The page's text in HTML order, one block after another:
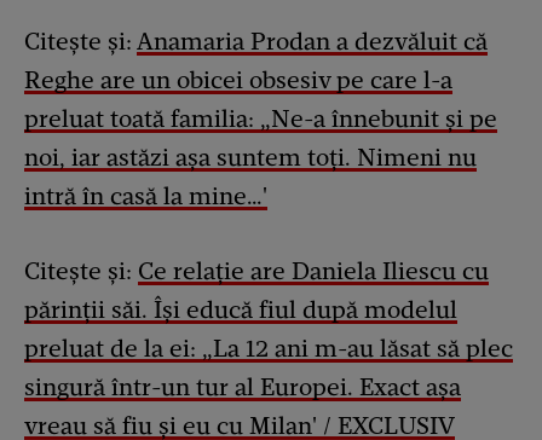
Citește și: Anamaria Prodan a dezvăluit că
Reghe are un obicei obsesiv pe care l-a
preluat toată familia: „Ne-a înnebunit și pe
noi, iar astăzi așa suntem toți. Nimeni nu
intră în casă la mine…'
Citește și: Ce relație are Daniela Iliescu cu
părinții săi. Își educă fiul după modelul
preluat de la ei: „La 12 ani m-au lăsat să plec
singură într-un tur al Europei. Exact așa
vreau să fiu și eu cu Milan' / EXCLUSIV